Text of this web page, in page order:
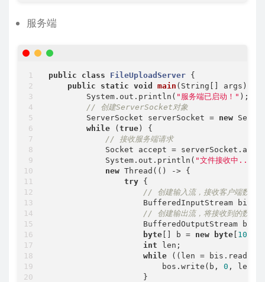
服务端
public class FileUploadServer {
public
static void main (String[] args)
        System.out.println(
"服务端已启动！" );
// 创建ServerSocket对象
        ServerSocket serverSocket =
new
while (true) {
// 接收服务端请求
Socket accept =
            System.out.println(
"文件接收中..."
new Thread(() -> {
try {
// 创建输入流，接收客户端数据
BufferedInputStream bis
// 创建输出流，将接收到的数据
BufferedOutputStream bos
byte [] b = new byte [ 1024
int len;
while ((len =
                        bos.write(b,
0 , len);
                    }